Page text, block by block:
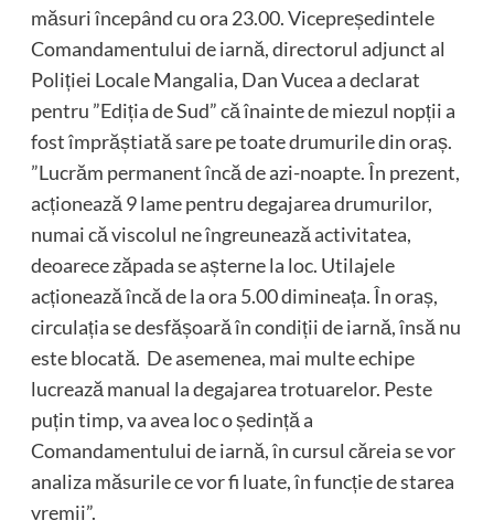
măsuri începând cu ora 23.00. Vicepreședintele
Comandamentului de iarnă, directorul adjunct al
Poliției Locale Mangalia, Dan Vucea a declarat
pentru ”Ediția de Sud” că înainte de miezul nopții a
fost împrăștiată sare pe toate drumurile din oraș.
”Lucrăm permanent încă de azi-noapte. În prezent,
acționează 9 lame pentru degajarea drumurilor,
numai că viscolul ne îngreunează activitatea,
deoarece zăpada se așterne la loc. Utilajele
acționează încă de la ora 5.00 dimineața. În oraș,
circulația se desfășoară în condiții de iarnă, însă nu
este blocată. De asemenea, mai multe echipe
lucrează manual la degajarea trotuarelor. Peste
puțin timp, va avea loc o ședință a
Comandamentului de iarnă, în cursul căreia se vor
analiza măsurile ce vor fi luate, în funcție de starea
vremii”.